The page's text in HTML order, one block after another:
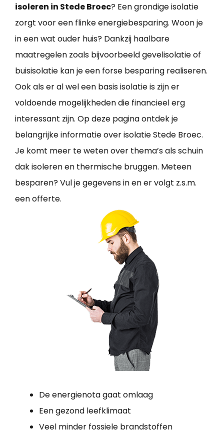
isoleren in Stede Broec? Een grondige isolatie
zorgt voor een flinke energiebesparing. Woon je
in een wat ouder huis? Dankzij haalbare
maatregelen zoals bijvoorbeeld gevelisolatie of
buisisolatie kan je een forse besparing realiseren.
Ook als er al wel een basis isolatie is zijn er
voldoende mogelijkheden die financieel erg
interessant zijn. Op deze pagina ontdek je
belangrijke informatie over isolatie Stede Broec.
Je komt meer te weten over thema’s als schuin
dak isoleren en thermische bruggen. Meteen
besparen? Vul je gegevens in en er volgt z.s.m.
een offerte.
De energienota gaat omlaag
Een gezond leefklimaat
Veel minder fossiele brandstoffen